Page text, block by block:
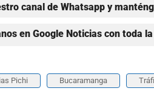
canal de Whatsapp y
en Google Noticias con toda
Pichi Bucaramanga